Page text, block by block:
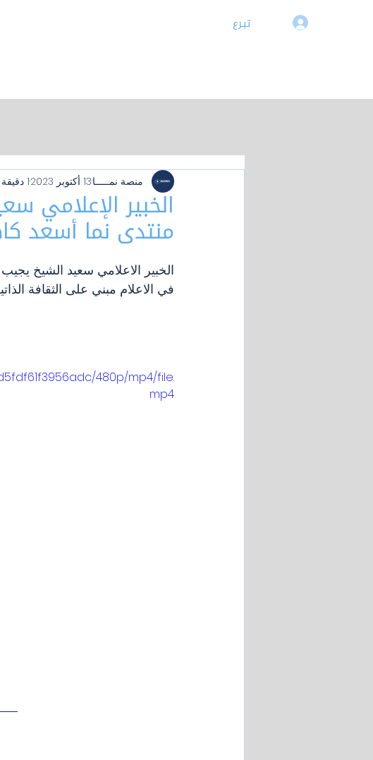
تبـرع
الخبير الإعلامي
منتدى نما أسعد
منصة نمـــــا13 أكتوبر 2023 1 دقيقة قراءة
الخبير الاعلامي سعيد الشيخ
في الاعلام مبني على الثقافة
480p/mp4/file.
mp4